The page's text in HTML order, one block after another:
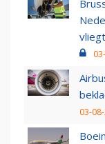
03-